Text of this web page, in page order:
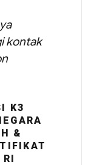
kontak
K3
&